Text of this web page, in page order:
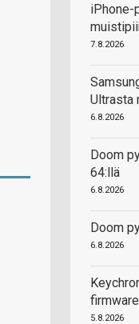
iPhone-
7.8.2026
Ultrasta
6.8.2026
Doom
64:llä
6.8.2026
Doom
6.8.2026
5.8.2026